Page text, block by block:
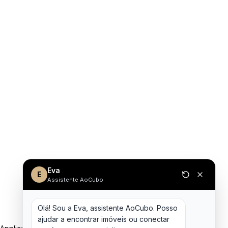
E Eva
Assistente AoCubo
Olá! Sou a Eva, assistente AoCubo. Posso
ajudar a encontrar imóveis ou conectar